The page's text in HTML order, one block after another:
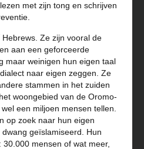
met zijn tong en schrijven
Ze zijn vooral de
aan een geforceerde
maar weinigen hun eigen taal
naar eigen zeggen. Ze
stammen in het zuiden
woongebied van de Oromo-
een miljoen mensen tellen.
op zoek naar hun eigen
geïslamiseerd. Hun
mensen of wat meer,